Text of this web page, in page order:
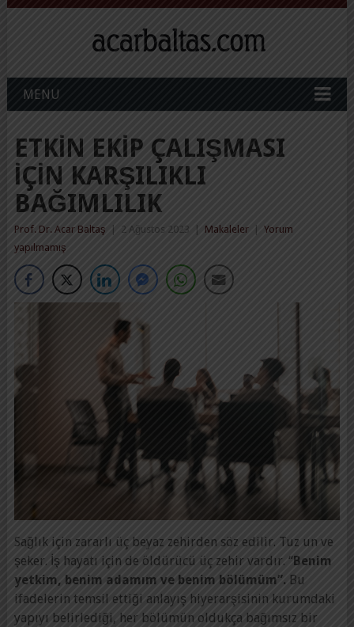
MENU
ETKIN EKIP ÇALIŞMASI
IÇIN KARŞILIKLI
BAĞIMLILIK
Prof. Dr. Acar Baltaş 2 Ağustos 2023 Makaleler
Yorum
yapılmamış
Sağlık için zararlı üç beyaz zehirden söz edilir. Tuz un ve
şeker. İş hayatı için de öldürücü üç zehir vardır. “Benim
yetkim, benim adamım ve benim bölümüm”.Bu
ifadelerin temsil ettiği anlayış hiyerarşisinin kurumdaki
yapıyı belirlediği, her bölümün oldukça bağımsız bir